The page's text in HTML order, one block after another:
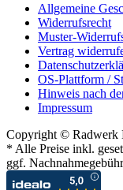
Allgemeine
Widerrufsrecht
Muster-
Vertrag
OS-Plattform /
Hinweis nach
Impressum
Copyright © Radwerk
* Alle Preise inkl.
ggf.